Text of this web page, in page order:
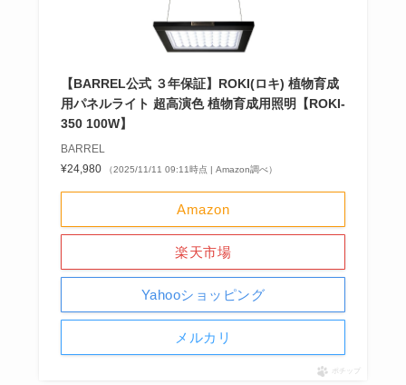
【BARREL公式 ３年保証】ROKI(ロキ) 植物育成
用パネルライト 超高演色 植物育成用照明【ROKI‐
350 100W】
BARREL
¥24,980
（2025/11/11 09:11時点 | Amazon調べ）
Amazon
楽天市場
Yahooショッピング
メルカリ
ポチップ